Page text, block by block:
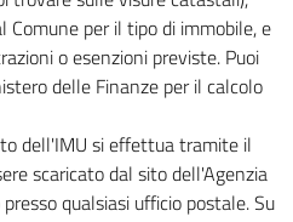
per il tipo di immobile, e
o esenzioni previste. Puoi
delle Finanze per il calcolo
dell'IMU si effettua tramite il
scaricato dal sito dell'Agenzia
qualsiasi ufficio postale. Su